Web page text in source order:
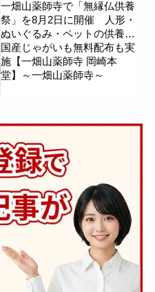
一畑山薬師寺で「無縁仏供養
祭」を8月2日に開催 人形・
ぬいぐるみ・ペットの供養、
国産じゃがいも無料配布も実
施【一畑山薬師寺 岡崎本
堂】～一畑山薬師寺～